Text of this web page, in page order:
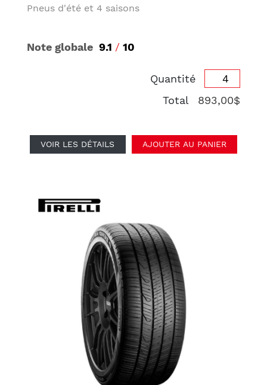
Pneus d'été et 4 saisons
Note globale 9.1 / 10
Quantité
Total
893,00$
VOIR LES DÉTAILS AJOUTER AU PANIER